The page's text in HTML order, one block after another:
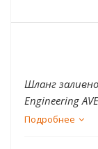
Шланг
Engineering
Подробнее